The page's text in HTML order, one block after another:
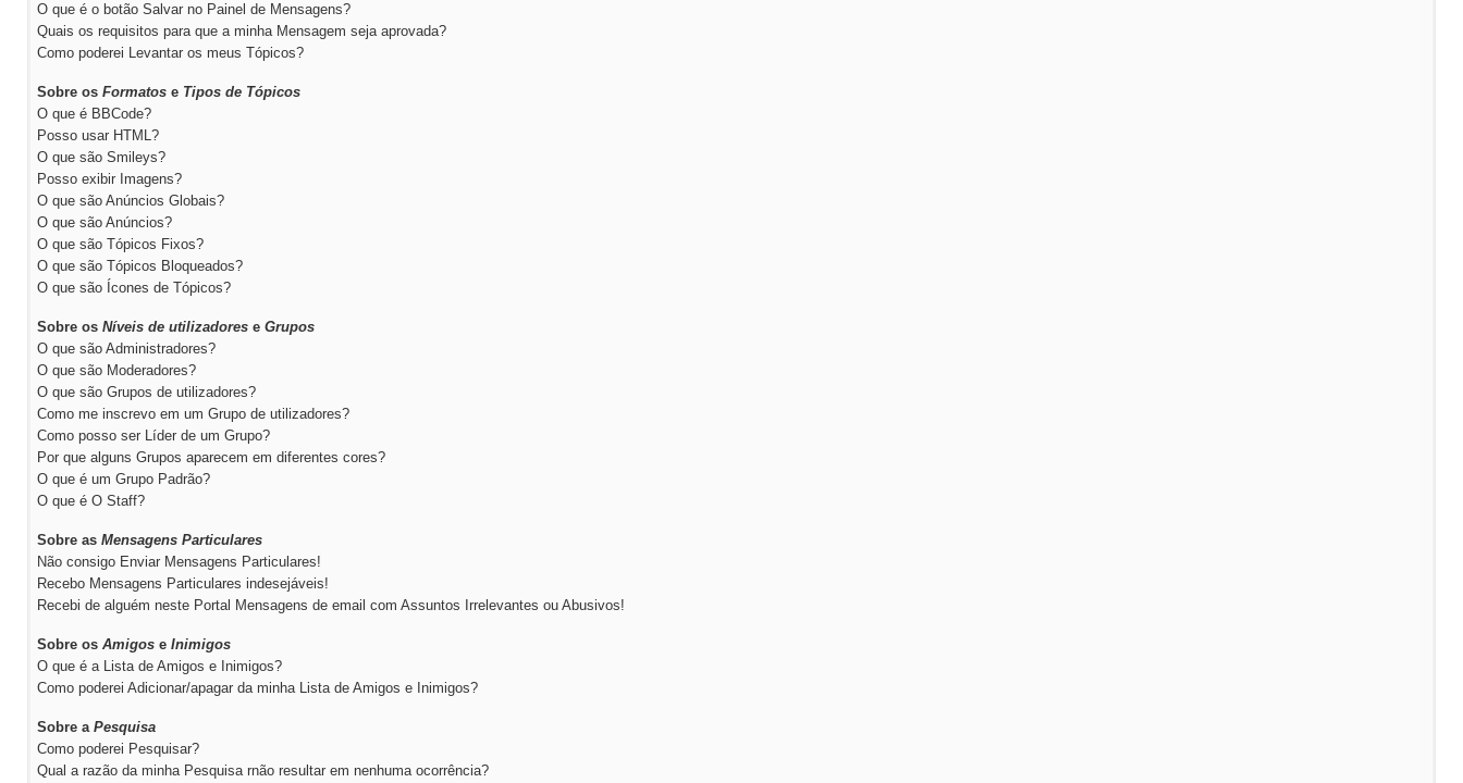
O que é o botão Salvar no Painel de Mensagens?
Quais os requisitos para que a minha Mensagem seja aprovada?
Como poderei Levantar os meus Tópicos?
Sobre os Formatos e Tipos de Tópicos
O que é BBCode?
Posso usar HTML?
O que são Smileys?
Posso exibir Imagens?
O que são Anúncios Globais?
O que são Anúncios?
O que são Tópicos Fixos?
O que são Tópicos Bloqueados?
O que são Ícones de Tópicos?
Sobre os Níveis de utilizadores e Grupos
O que são Administradores?
O que são Moderadores?
O que são Grupos de utilizadores?
Como me inscrevo em um Grupo de utilizadores?
Como posso ser Líder de um Grupo?
Por que alguns Grupos aparecem em diferentes cores?
O que é um Grupo Padrão?
O que é O Staff?
Sobre as Mensagens Particulares
Não consigo Enviar Mensagens Particulares!
Recebo Mensagens Particulares indesejáveis!
Recebi de alguém neste Portal Mensagens de email com Assuntos Irrelevantes ou Abusivos!
Sobre os Amigos e Inimigos
O que é a Lista de Amigos e Inimigos?
Como poderei Adicionar/apagar da minha Lista de Amigos e Inimigos?
Sobre a Pesquisa
Como poderei Pesquisar?
Qual a razão da minha Pesquisa rnão resultar em nenhuma ocorrência?